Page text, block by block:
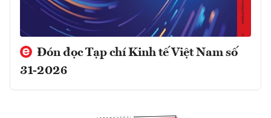
Đón đọc Tạp chí Kinh tế Việt Nam số
31-2026